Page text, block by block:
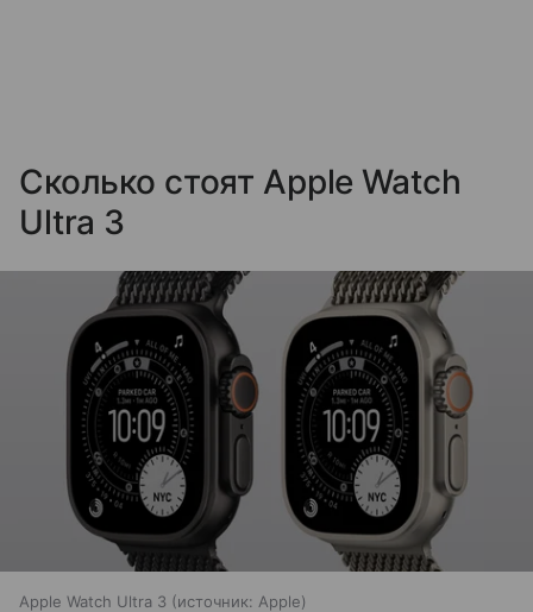
Сколько стоят Apple Watch
Ultra 3
Apple Watch Ultra 3 источник: Apple